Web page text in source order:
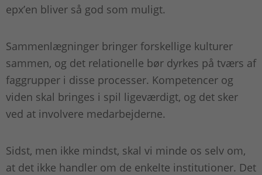
epx’en bliver så god som muligt.
Sammenlægninger bringer forskellige kulturer
sammen, og det relationelle bør dyrkes på tværs af
faggrupper i disse processer. Kompetencer og
viden skal bringes i spil ligeværdigt, og det sker
ved at involvere medarbejderne.
Sidst, men ikke mindst, skal vi minde os selv om,
at det ikke handler om de enkelte institutioner. Det